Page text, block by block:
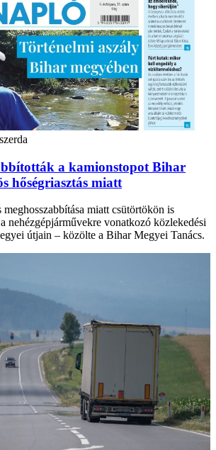
a kamionstopot Bihar
hőségriasztás miatt
meghosszabbítása miatt csütörtökön is
nehézgépjárművekre vonatkozó közlekedési
útjain – közölte a Bihar Megyei Tanács.